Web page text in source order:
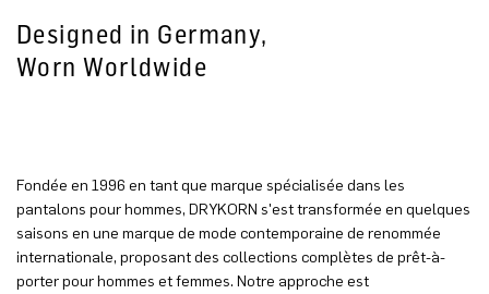
Designed in Germany,
Worn Worldwide
Fondée en 1996 en tant que marque spécialisée dans les
pantalons pour hommes, DRYKORN s'est transformée en quelques
saisons en une marque de mode contemporaine de renommée
internationale, proposant des collections complètes de prêt-à-
porter pour hommes et femmes. Notre approche est